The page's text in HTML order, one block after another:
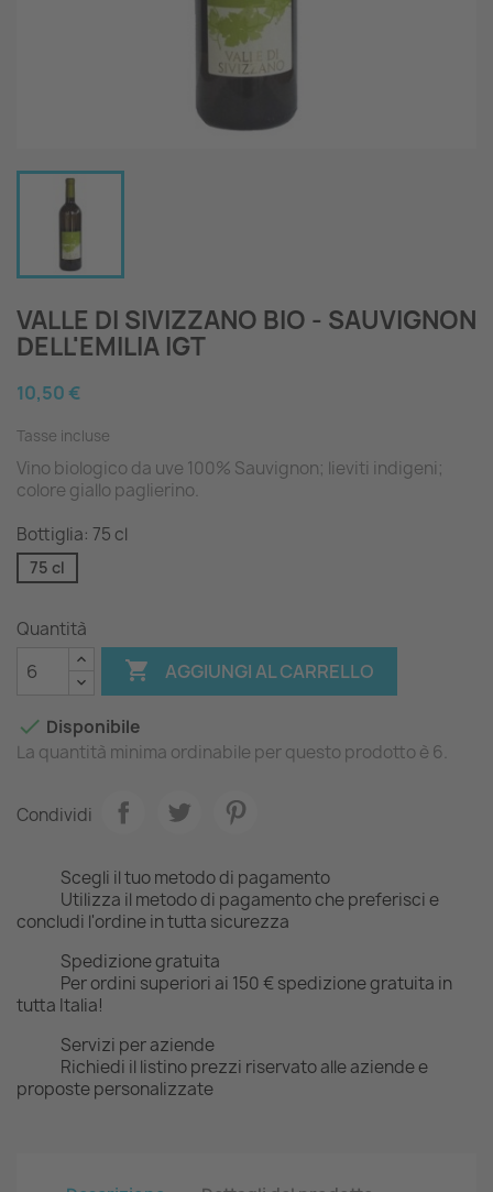
VALLE DI SIVIZZANO BIO - SAUVIGNON
DELL'EMILIA IGT
10,50 €
Tasse incluse
Vino biologico da uve 100% Sauvignon; lieviti indigeni;
colore giallo paglierino.
Bottiglia: 75 cl
75 cl
Quantità
 AGGIUNGI AL CARRELLO
 Disponibile
La quantità minima ordinabile per questo prodotto è 6.
Condividi
Scegli il tuo metodo di pagamento
Utilizza il metodo di pagamento che preferisci e
concludi l'ordine in tutta sicurezza
Spedizione gratuita
Per ordini superiori ai 150 € spedizione gratuita in
tutta Italia!
Servizi per aziende
Richiedi il listino prezzi riservato alle aziende e
proposte personalizzate